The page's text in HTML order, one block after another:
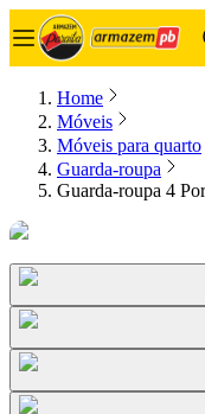
Home
Móveis
Móveis para quarto
Guarda-roupa
Guarda-roupa 4